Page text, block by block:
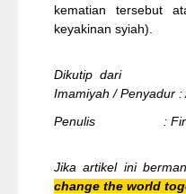
kematian tersebut
keyakinan syiah).
Dikutip dari :
Imamiyah​ / Penyadur :
Penulis : Firanda
Jika artikel ini
change the world